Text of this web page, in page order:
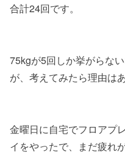
合計24回です。
75kgが5回しか挙がらな
が、考えてみたら理由は
金曜日に自宅でフロアプ
イをやったで、まだ疲れ